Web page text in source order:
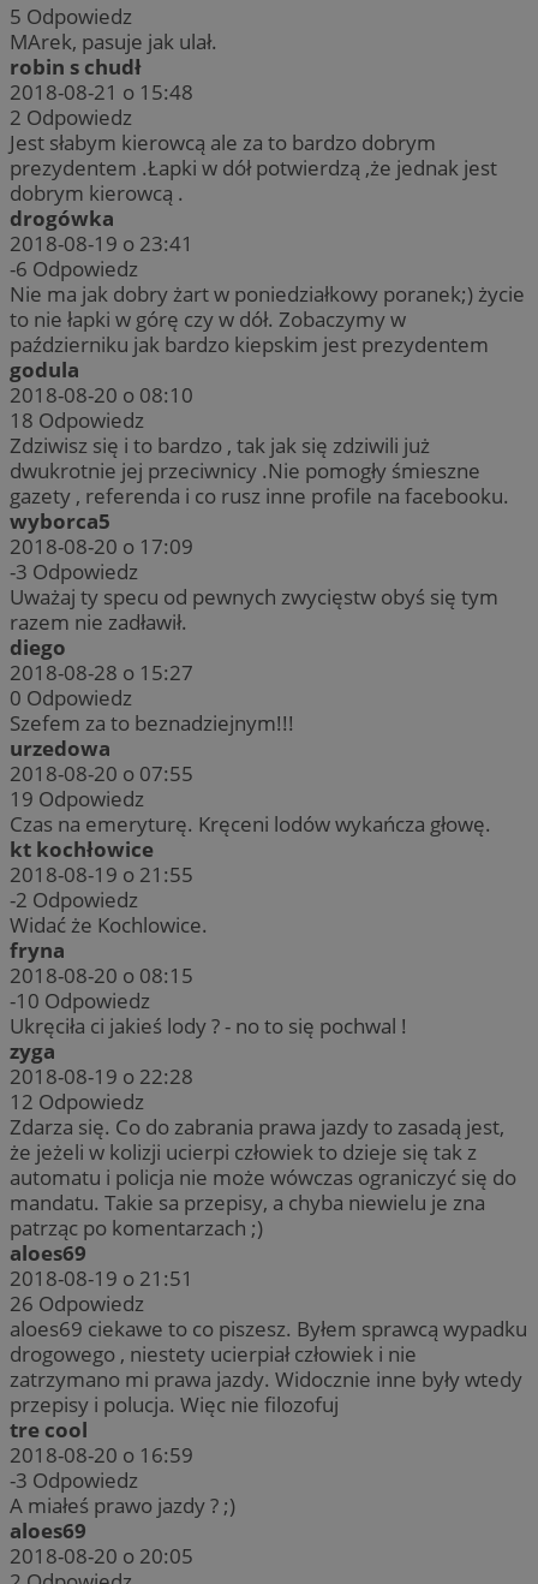
5 Odpowiedz
MArek, pasuje jak ulał.
robin s chudł
2018-08-21 o 15:48
2 Odpowiedz
Jest słabym kierowcą ale za to bardzo dobrym
prezydentem .Łapki w dół potwierdzą ,że jednak jest
dobrym kierowcą .
drogówka
2018-08-19 o 23:41
-6 Odpowiedz
Nie ma jak dobry żart w poniedziałkowy poranek;) życie
to nie łapki w górę czy w dół. Zobaczymy w
październiku jak bardzo kiepskim jest prezydentem
godula
2018-08-20 o 08:10
18 Odpowiedz
Zdziwisz się i to bardzo , tak jak się zdziwili już
dwukrotnie jej przeciwnicy .Nie pomogły śmieszne
gazety , referenda i co rusz inne profile na facebooku.
wyborca5
2018-08-20 o 17:09
-3 Odpowiedz
Uważaj ty specu od pewnych zwycięstw obyś się tym
razem nie zadławił.
diego
2018-08-28 o 15:27
0 Odpowiedz
Szefem za to beznadziejnym!!!
urzedowa
2018-08-20 o 07:55
19 Odpowiedz
Czas na emeryturę. Kręceni lodów wykańcza głowę.
kt kochłowice
2018-08-19 o 21:55
-2 Odpowiedz
Widać że Kochlowice.
fryna
2018-08-20 o 08:15
-10 Odpowiedz
Ukręciła ci jakieś lody ? - no to się pochwal !
zyga
2018-08-19 o 22:28
12 Odpowiedz
Zdarza się. Co do zabrania prawa jazdy to zasadą jest,
że jeżeli w kolizji ucierpi człowiek to dzieje się tak z
automatu i policja nie może wówczas ograniczyć się do
mandatu. Takie sa przepisy, a chyba niewielu je zna
patrząc po komentarzach ;)
aloes69
2018-08-19 o 21:51
26 Odpowiedz
aloes69 ciekawe to co piszesz. Byłem sprawcą wypadku
drogowego , niestety ucierpiał człowiek i nie
zatrzymano mi prawa jazdy. Widocznie inne były wtedy
przepisy i polucja. Więc nie filozofuj
tre cool
2018-08-20 o 16:59
-3 Odpowiedz
A miałeś prawo jazdy ? ;)
aloes69
2018-08-20 o 20:05